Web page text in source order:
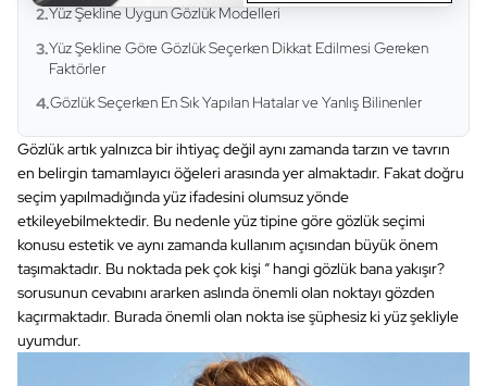
2.Yüz Şekline Uygun Gözlük Modelleri
3.Yüz Şekline Göre Gözlük Seçerken Dikkat Edilmesi Gereken
Faktörler
4.Gözlük Seçerken En Sık Yapılan Hatalar ve Yanlış Bilinenler
Gözlük artık yalnızca bir ihtiyaç değil aynı zamanda tarzın ve tavrın
en belirgin tamamlayıcı öğeleri arasında yer almaktadır. Fakat doğru
seçim yapılmadığında yüz ifadesini olumsuz yönde
etkileyebilmektedir. Bu nedenle yüz tipine göre gözlük seçimi
konusu estetik ve aynı zamanda kullanım açısından büyük önem
taşımaktadır. Bu noktada pek çok kişi “ hangi gözlük bana yakışır?
sorusunun cevabını ararken aslında önemli olan noktayı gözden
kaçırmaktadır. Burada önemli olan nokta ise şüphesiz ki yüz şekliyle
uyumdur.